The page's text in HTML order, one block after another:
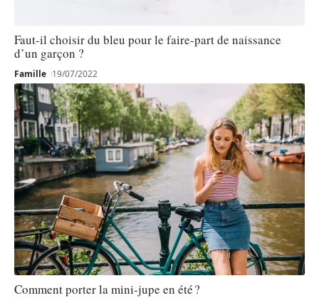
Faut-il choisir du bleu pour le faire-part de naissance
d’un garçon ?
Famille 19/07/2022
Comment porter la mini-jupe en été ?